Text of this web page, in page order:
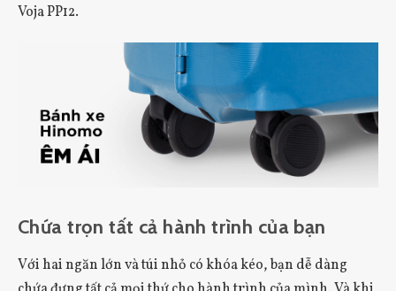
Voja PP12.
Chứa trọn tất cả hành trình của bạn
Với hai ngăn lớn và túi nhỏ có khóa kéo, bạn dễ dàng